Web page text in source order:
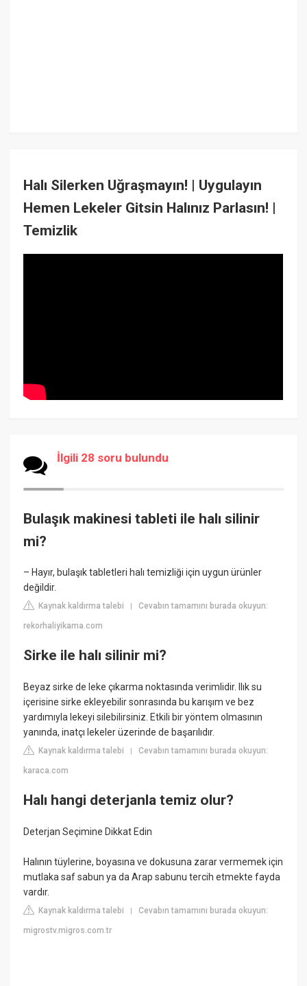
Halı Silerken Uğraşmayın! | Uygulayın
Hemen Lekeler Gitsin Halınız Parlasın! |
Temizlik
İlgili 28 soru bulundu
Bulaşık makinesi tableti ile halı silinir
mi?
– Hayır, bulaşık tabletleri halı temizliği için uygun ürünler
değildir.
Kaynak kaldırma talebi |Cevabın tamamını burada okuyun:
rekorhaliyikama.com
Sirke ile halı silinir mi?
Beyaz sirke de leke çıkarma noktasında verimlidir. Ilık su
içerisine sirke ekleyebilir sonrasında bu karışım ve bez
yardımıyla lekeyi silebilirsiniz. Etkili bir yöntem olmasının
yanında, inatçı lekeler üzerinde de başarılıdır.
Kaynak kaldırma talebi |Cevabın tamamını burada okuyun:
karaca.com
Halı hangi deterjanla temiz olur?
Deterjan Seçimine Dikkat Edin
Halının tüylerine, boyasına ve dokusuna zarar vermemek için
mutlaka saf sabun ya da Arap sabunu tercih etmekte fayda
vardır.
Kaynak kaldırma talebi |Cevabın tamamını burada okuyun:
migrostv.migros.com.tr